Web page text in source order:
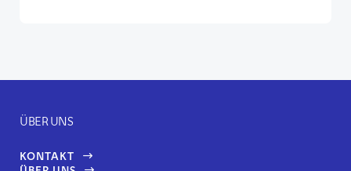
ÜBER UNS
KONTAKT